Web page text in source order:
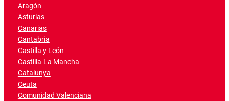
Aragón
Asturias
Canarias
Cantabria
Castilla y León
Castilla-La Mancha
Catalunya
Ceuta
Comunidad Valenciana